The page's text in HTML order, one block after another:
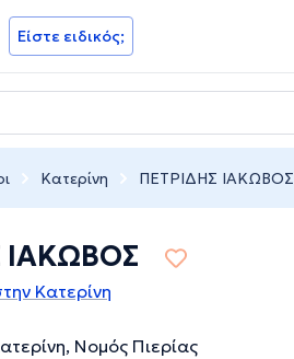
Είστε ειδικός;
Κατερίνη ΠΕΤΡΙΔΗΣ ΙΑΚΩΒΟΣ
ΙΑΚΩΒΟΣ
Κατερίνη
Νομός Πιερίας